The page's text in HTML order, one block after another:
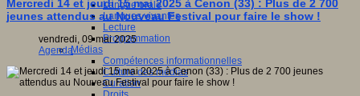
Langue orale
Langues vivantes
Lecture
Programmation
Médias
Compétences informationnelles
Culture des médias
Curation
Mercredi 14 et jeudi 15 mai 2025 à Cenon (33) : Plus de 2 700
jeunes attendus au Nouveau Festival pour faire le show !
vendredi, 09 mai 2025
Agenda